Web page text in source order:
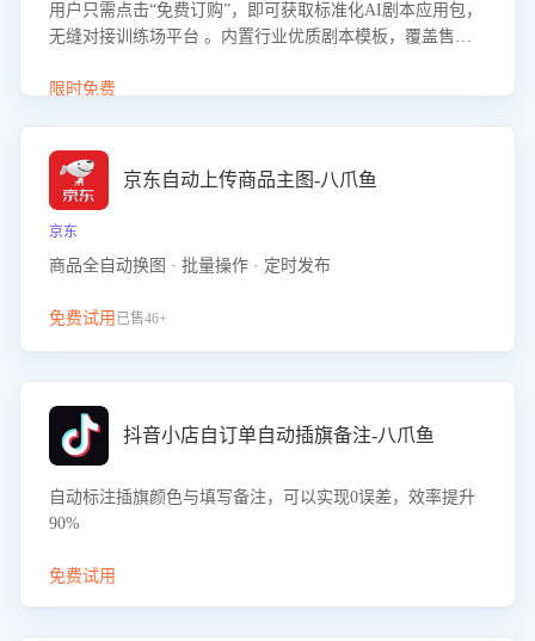
用户只需点击“免费订购”，即可获取标准化AI剧本应用包，
无缝对接训练场平台 。内置行业优质剧本模板，覆盖售前
初始化时间，助力企业快速启动智能客服训练
限时免费
京东自动上传商品主图-八爪鱼
京东
商品全自动换图 · 批量操作 · 定时发布
免费试用 已售46+
抖音小店自订单自动插旗备注-八爪鱼
自动标注插旗颜色与填写备注，可以实现0误差，效率提升
90%
免费试用